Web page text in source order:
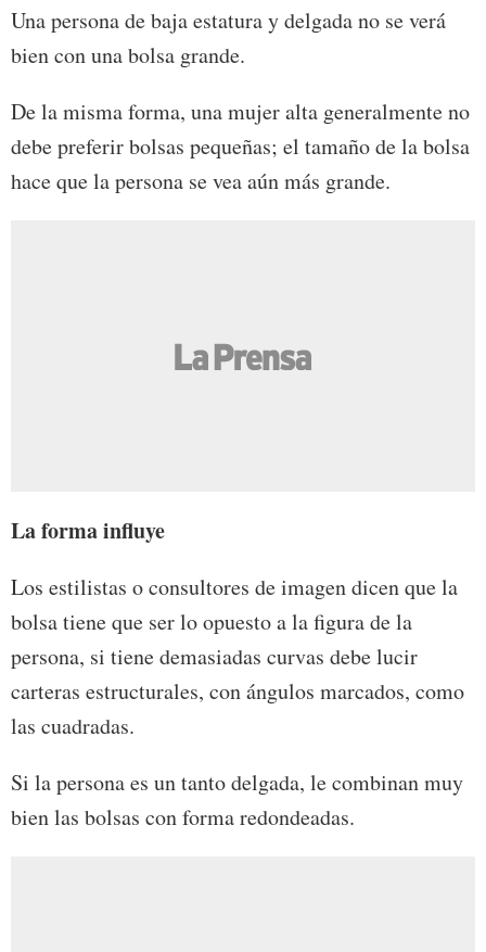
Una persona de baja estatura y delgada no se verá
bien con una bolsa grande.
De la misma forma, una mujer alta generalmente no
debe preferir bolsas pequeñas; el tamaño de la bolsa
hace que la persona se vea aún más grande.
La forma influye
Los estilistas o consultores de imagen dicen que la
bolsa tiene que ser lo opuesto a la figura de la
persona, si tiene demasiadas curvas debe lucir
carteras estructurales, con ángulos marcados, como
las cuadradas.
Si la persona es un tanto delgada, le combinan muy
bien las bolsas con forma redondeadas.